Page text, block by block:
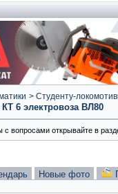
> Студенту-
6 электровоза ВЛ80
вопросами открывайте в
Новые фото